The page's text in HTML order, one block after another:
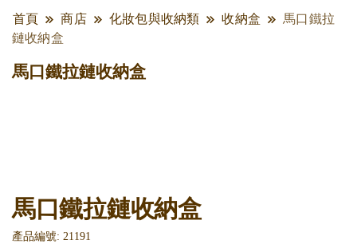
首頁 商店 化妝包與收納類 收納盒
馬口鐵拉
鏈收納盒
馬口鐵拉鏈收納盒
馬口鐵拉鏈收納盒
產品編號: 21191